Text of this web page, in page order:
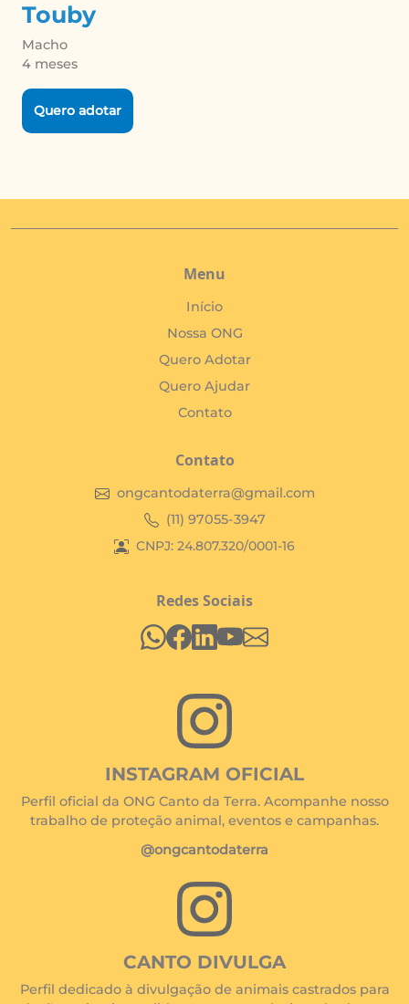
Touby
Macho
4 meses
Quero adotar
Menu
Início
Nossa ONG
Quero Adotar
Quero Ajudar
Contato
Contato
ongcantodaterra@gmail.com
(11) 97055-3947
CNPJ: 24.807.320/0001-16
Redes Sociais
INSTAGRAM OFICIAL
Perfil oficial da ONG Canto da Terra. Acompanhe nosso
trabalho de proteção animal, eventos e campanhas.
@ongcantodaterra
CANTO DIVULGA
Perfil dedicado à divulgação de animais castrados para